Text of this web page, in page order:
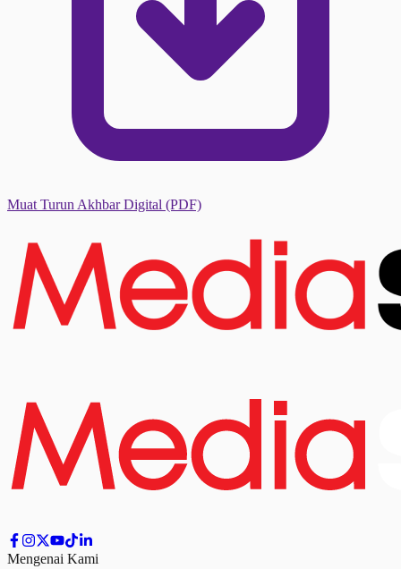
Muat Turun Akhbar Digital (PDF)
Mengenai Kami